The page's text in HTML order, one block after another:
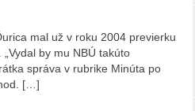
mal už v roku 2004 previerku
by mu NBÚ takúto
správa v rubrike Minúta po
[…]